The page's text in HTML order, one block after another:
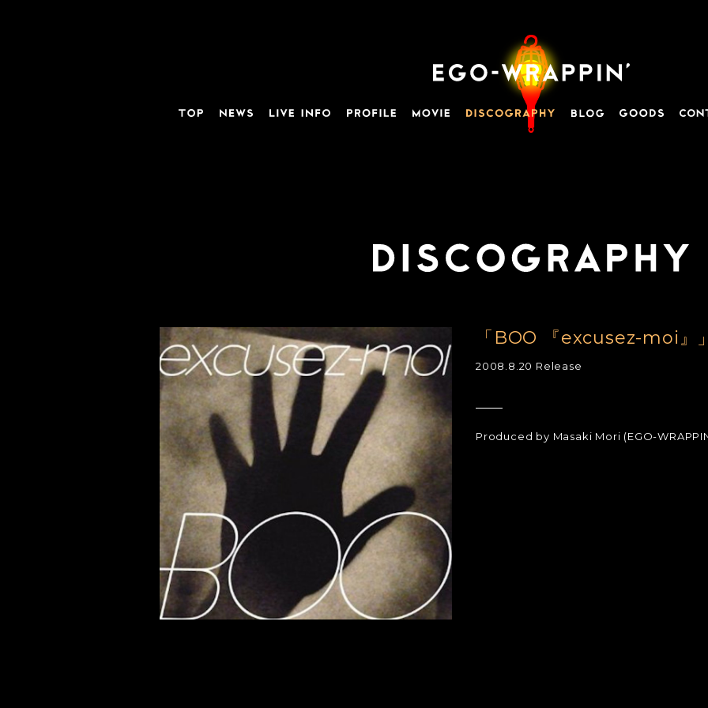
「BOO 『excusez-moi』
2008.8.20 Release
Produced by Masaki Mori (EGO-